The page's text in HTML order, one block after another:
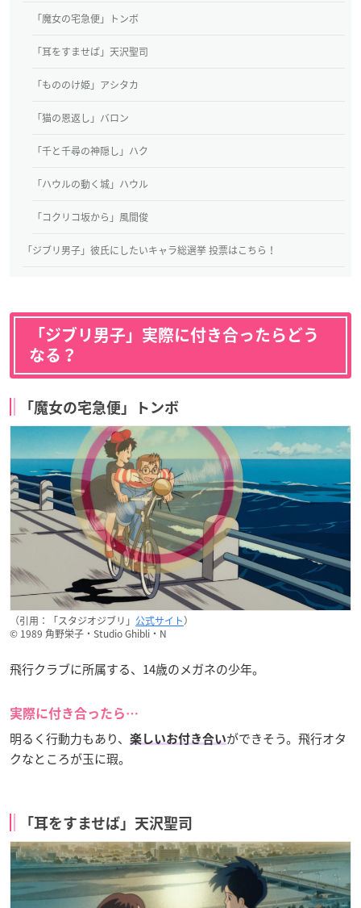
「魔女の宅急便」トンボ
「耳をすませば」天沢聖司
「もののけ姫」アシタカ
「猫の恩返し」バロン
「千と千尋の神隠し」ハク
「ハウルの動く城」ハウル
「コクリコ坂から」風間俊
「ジブリ男子」彼氏にしたいキャラ総選挙 投票はこちら！
「ジブリ男子」実際に付き合ったらどう
なる？
「魔女の宅急便」トンボ
（引用：「スタジオジブリ」 公式サイト）
© 1989 角野栄子・Studio Ghibli・N
飛行クラブに所属する、14歳のメガネの少年。
実際に付き合ったら…
明るく行動力もあり、 楽しいお付き合いができそう。飛行オタ
クなところが玉に瑕。
「耳をすませば」天沢聖司